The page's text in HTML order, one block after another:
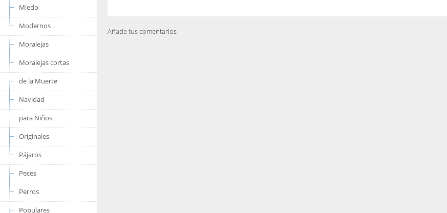
Miedo
Modernos
Moralejas
Moralejas cortas
de la Muerte
Navidad
para Niños
Originales
Pájaros
Peces
Perros
Populares
Añade tus comentarios